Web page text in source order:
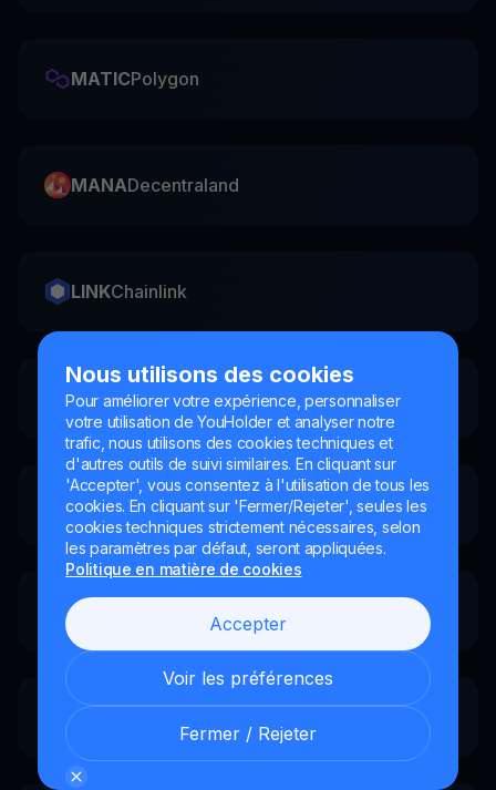
Nous utilisons des cookies
Pour améliorer votre expérience, personnaliser
votre utilisation de YouHolder et analyser notre
trafic, nous utilisons des cookies techniques et
d'autres outils de suivi similaires. En cliquant sur
'Accepter', vous consentez à l'utilisation de tous les
cookies. En cliquant sur 'Fermer/Rejeter', seules les
cookies techniques strictement nécessaires, selon
les paramètres par défaut, seront appliquées.
Politique en matière de cookies
Accepter
Voir les préférences
Fermer / Rejeter
MATICPolygon
MANADecentraland
LINKChainlink
ILVIlluvium
GMTGreen Metaverse Token
FIL
ETH